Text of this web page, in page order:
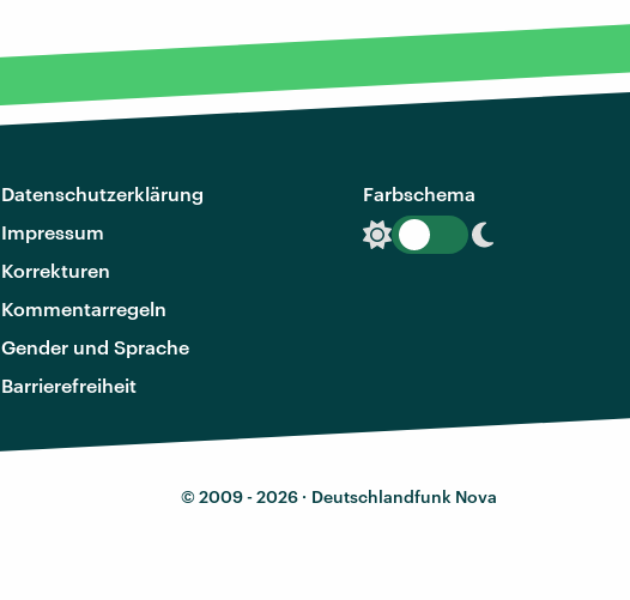
Datenschutzerklärung
Impressum
Korrekturen
Kommentarregeln
Gender und Sprache
Barrierefreiheit
Farbschema
© 2009 - 2026 · Deutschlandfunk Nova